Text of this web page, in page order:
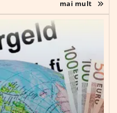
mai mult